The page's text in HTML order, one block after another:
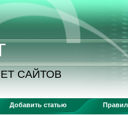
САЙТОВ
Добавить статью